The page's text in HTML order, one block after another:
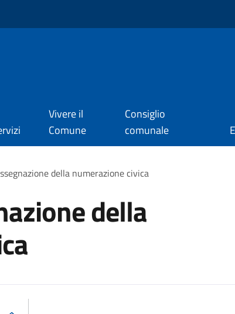
Vivere il
Comune
Consiglio
comunale
della numerazione civica
della